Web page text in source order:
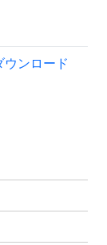
ウンロード